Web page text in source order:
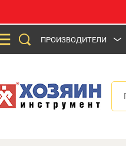
ПРОИЗВОДИТЕЛИ